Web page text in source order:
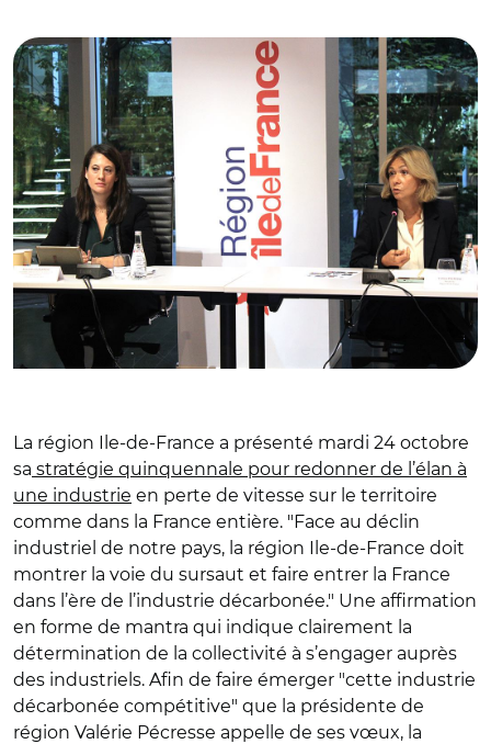
La région Ile-de-France a présenté mardi 24 octobre
sa stratégie quinquennale pour redonner de l’élan à
une industrie en perte de vitesse sur le territoire
comme dans la France entière. "Face au déclin
industriel de notre pays, la région Ile-de-France doit
montrer la voie du sursaut et faire entrer la France
dans l’ère de l’industrie décarbonée." Une affirmation
en forme de mantra qui indique clairement la
détermination de la collectivité à s’engager auprès
des industriels. Afin de faire émerger "cette industrie
décarbonée compétitive" que la présidente de
région Valérie Pécresse appelle de ses vœux, la